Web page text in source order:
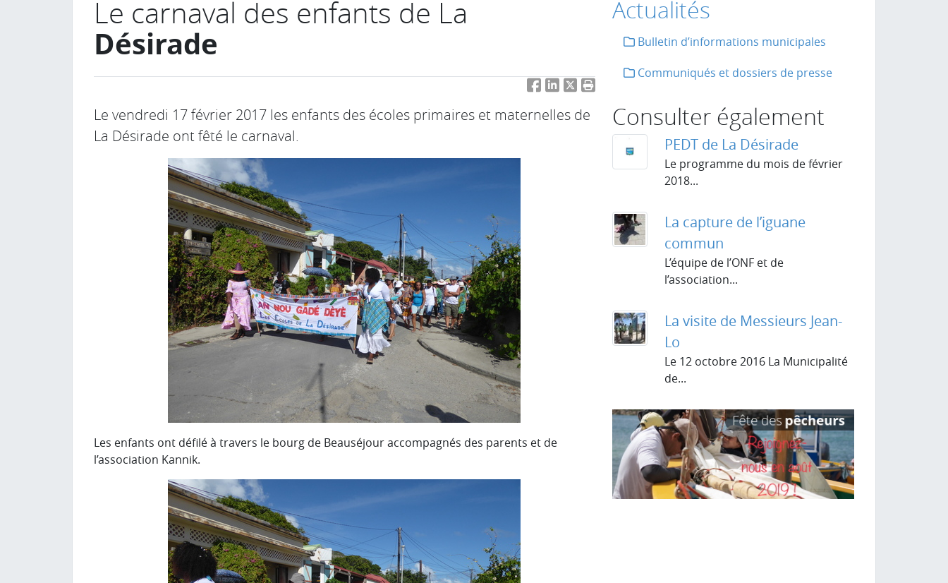
Le carnaval des enfants de La
Désirade
FacebookLinkedIn
TwitterImprimer la page
Le vendredi 17 février 2017 les enfants des écoles primaires et maternelles de
La Désirade ont fêté le carnaval.
Les enfants ont défilé à travers le bourg de Beauséjour accompagnés des parents et de
l’association Kannik.
Actualités
Bulletin d’informations municipales
Communiqués et dossiers de presse
Consulter également
PEDT de La Désirade
Le programme du mois de février
2018...
La capture de l’iguane
commun
L’équipe de l’ONF et de
l’association...
La visite de Messieurs Jean-
Lo
Le 12 octobre 2016 La Municipalité
de...